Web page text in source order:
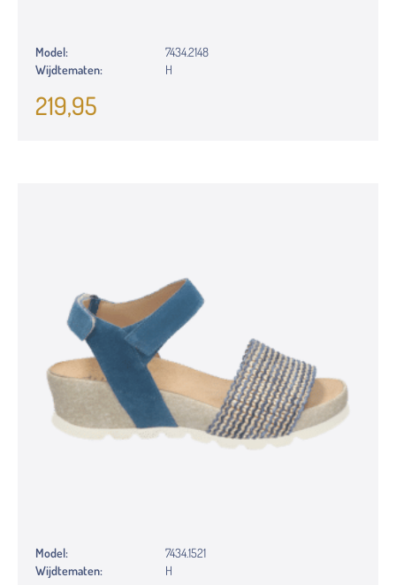
Model:
7434.2148
Wijdtematen:
H
219,95
Model:
7434.1521
Wijdtematen:
H